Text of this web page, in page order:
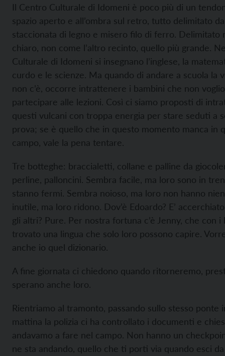
Il Centro Culturale di Idomeni è poco più di un
spazio aperto e all’ombra sul retro, tutto delimitato
staccionata di legno e misero filo di ferro. Delimitato
chiaro, non come l’altro recinto, quello più grande.
Culturale di Idomeni si insegnano l’inglese, la
curdo e le scienze. Ma quando di andare a scuola la
non c’è, occorre intrattenere i bambini che non
partecipare alle lezioni. Così ci siamo proposti di
questi vulcani con troppa energia per stare seduti a
prova; se è quello che in questo momento manca in
campo, vale la pena tentare.
Tre botteghe: braccialetti, collane e palline da
perline, palloncini. Sembra facile, ma loro sono in
stanno fermi. Sembra noioso, ma loro non hanno
inutile, ma loro ridono. Dov’è Edoardo? E’
gli altri? Pure. Per nostra fortuna c’è Jenny, che con i
trovato una lingua che solo loro possono capire.
anche io quel dizionario.
A fine giornata ci chiedono quando ritorneremo,
sperano anche loro.
Rientriamo al tramonto, passando sullo stesso ponte
mattina la polizia ci ha controllato i documenti e
andavamo a fare nel campo. Non hanno un
ne sta andando, quello che ti porti via quando esci